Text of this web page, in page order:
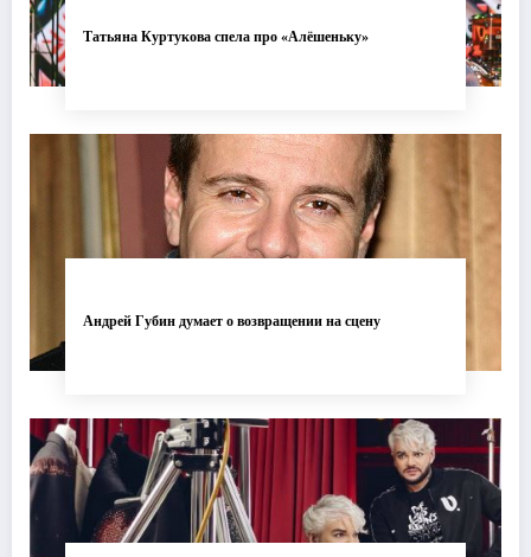
Татьяна Куртукова спела про «Алёшеньку»
Андрей Губин думает о возвращении на сцену